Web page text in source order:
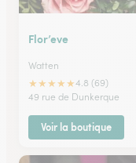
Flor’eve
Watten
★★★★★4.8 (69)
49 rue de Dunkerque
Voir la boutique